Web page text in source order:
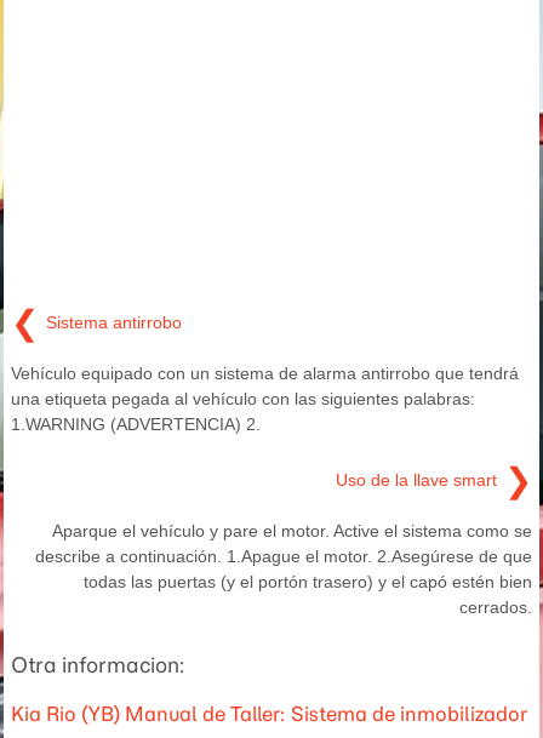
❮ Sistema antirrobo
Vehículo equipado con un sistema de alarma antirrobo que tendrá
una etiqueta pegada al vehículo con las siguientes palabras:
1.WARNING (ADVERTENCIA) 2.
Uso de la llave smart ❯
Aparque el vehículo y pare el motor. Active el sistema como se
describe a continuación. 1.Apague el motor. 2.Asegúrese de que
todas las puertas (y el portón trasero) y el capó estén bien
cerrados.
Otra informacion:
Kia Rio (YB) Manual de Taller: Sistema de inmobilizador